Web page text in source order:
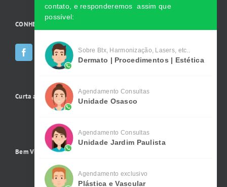
CONHEÇA AS INCRÍVEIS Redes Sociais da Clínica
Curta a gente no Facebook
Bem Vindo !
contato, e responderemos assim que
possível:
Sobre Btx, Harmonização, Lasers, etc..
Dermato | Procedimentos | Estética
Agendamento Consultas
Unidade Osasco
Agendamento Consultas
Unidade Jardim Paulista
Agendamento exclusivo
Plástica e Vascular